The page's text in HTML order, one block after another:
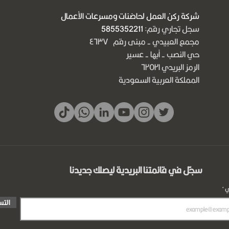
شركة ركن العمل لحاضنات ومسرعات الأعمال
سجل تجاري رقم:5855352211
مجمع العبيدي - مبنى رقم ٤٦٣٧
حي النصب - أبها - عسير
الرمز البريدي ٦٢٥٢١
المملكة العربية السعودية
سجّل في قائمتنا البريدية ليصلك جديدنا